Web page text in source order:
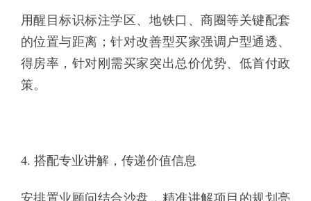
用醒目标识标注学区、地铁口、商圈等关键配套
的位置与距离；针对改善型买家强调户型通透、
得房率，针对刚需买家突出总价优势、低首付政
策。
4. 搭配专业讲解，传递价值信息